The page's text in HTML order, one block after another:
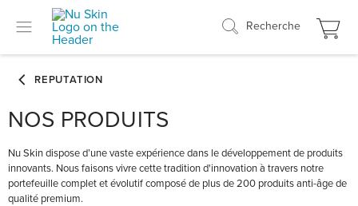
Recherche
NOS PRODUITS
Nu Skin dispose d’une vaste expérience dans le développement de produits
innovants. Nous faisons vivre cette tradition d'innovation à travers notre
portefeuille complet et évolutif composé de plus de 200 produits anti-âge de
qualité premium.